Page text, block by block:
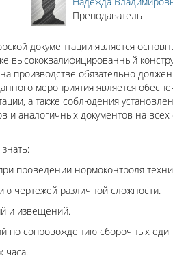
Преподаватель
документации является
высококвалифицированный
производстве обязательно
мероприятия является
а также соблюдения
и аналогичных документов на
проведении нормоконтроля
чертежей различной сложности.
и извещений.
по сопровождению сборочных
часа.